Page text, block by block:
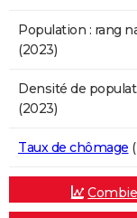
Population : rang
(2023)
Densité de
(2023)
Taux de chômage